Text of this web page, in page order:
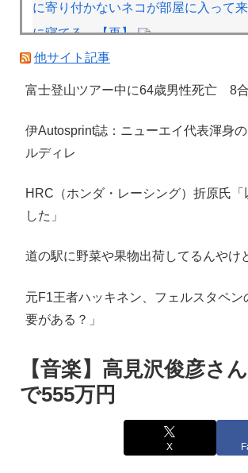
に寄り付かないネコが部屋に入って
に寝てる。【再】
【悲報】Amazon配達員、ガチでブ
ｗｗｗｗ
の現在ｗｗｗｗ
海外「日本は特別！」日本の地震支
出たあの親日経営者に海外が大騒ぎ
の為替介入再びで海外が大騒ぎ
韓国人「実は日本経済を支えて生か
も感謝してるらしい…（ﾌﾞﾙﾌﾞﾙ」＝
応
海外「日本よ、お前がナンバーワン
本地震直後の日本の対応のスピード
他サイト記事
富士登山ツアー中に64歳男性死亡 8
伊Autosprint誌：ニューエイ代表渾身
ルディレ
HRC（ホンダ・レーシング）折原氏
した」
道の駅に野菜や果物出荷してるんやけ
元F1王者ハッキネン、フェルスタペ
要がある？」
【音楽】高見沢俊彦さ
で555万円
X